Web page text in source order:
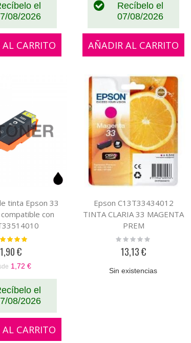
el
08/2026
CARRITO
Recíbelo el
07/08/2026
AÑADIR AL CARRITO
tinta Epson 33
con
1,90 €
1,72 €
el
08/2026
CARRITO
Epson C13T33434012
TINTA CLARIA 33 MAGENTA
PREM
Rating:
13,13 €
Sin existencias